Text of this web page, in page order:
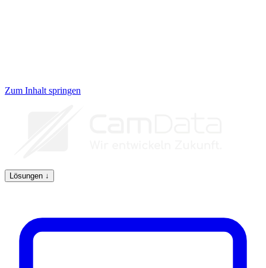
Zum Inhalt springen
Lösungen ↓